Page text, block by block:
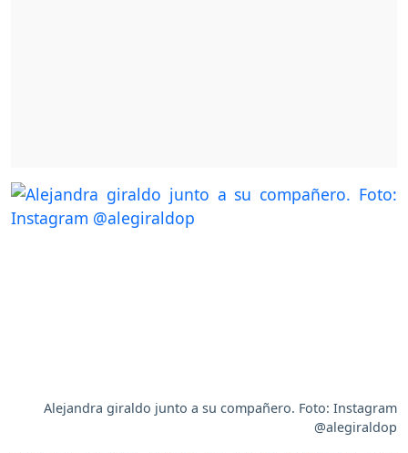
Alejandra giraldo junto a su compañero. Foto: Instagram
@alegiraldop